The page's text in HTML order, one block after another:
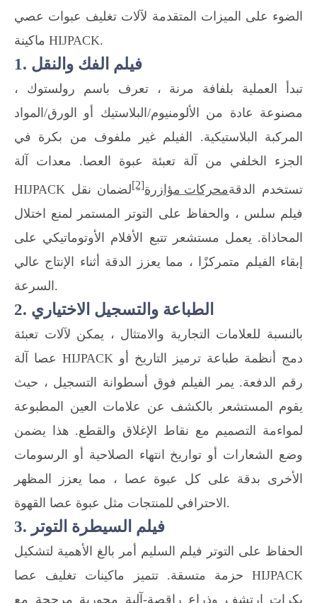
الضوء على الميزات المتقدمة لآلات تغليف عبوات عصي
ماكينة HIJPACK.
1. فيلم الفك والنقل
تبدأ العملية بلفافة مرنة ، تعرف باسم رولستوك ،
مصنوعة عادة من الألومنيوم/البلاستيك أو الورق/المواد
المركبة البلاستيكية. الفيلم غير ملفوف من بكرة في
الجزء الخلفي من آلة تعبئة عبوة العصا. معدات آلة
HIJPACK تستخدم الدقةمحركات مؤازرة[2]لضمان نقل
فيلم سلس ، والحفاظ على التوتر المستمر لمنع اختلال
المحاذاة. يعمل مستشعر تتبع الأفلام الأوتوماتيكي على
إبقاء الفيلم متمركزًا ، مما يعزز الدقة أثناء الإنتاج عالي
السرعة.
2. الطباعة والتسجيل الاختياري
بالنسبة للعلامات التجارية والامتثال ، يمكن لآلات تعبئة
عصا آلة HIJPACK دمج أنظمة طباعة ترميز التاريخ أو
رقم الدفعة. يمر الفيلم فوق أسطوانة التسجيل ، حيث
يقوم المستشعر بالكشف عن علامات العين المطبوعة
لمواءمة التصميم مع نقاط الإغلاق والقطع. هذا يضمن
وضع الشعارات أو تواريخ انتهاء الصلاحية أو الرسومات
الأخرى بدقة على كل عبوة عصا ، مما يعزز المظهر
الاحترافي للمنتجات مثل عبوة عصا القهوة.
3. فيلم السيطرة التوتر
الحفاظ على التوتر فيلم السليم أمر بالغ الأهمية لتشكيل
حزمة متسقة. تتميز ماكينات تغليف عصا HIJPACK
بكرات ارتشف وذراع راقصة-آلية محورية مرجحة مع